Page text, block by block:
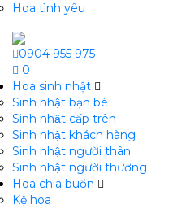
Hoa tình yêu
0904 955 975
0
Hoa sinh nhật
Sinh nhật bạn bè
Sinh nhật cấp trên
Sinh nhật khách hàng
Sinh nhật người thân
Sinh nhật người thương
Hoa chia buồn
Kệ hoa